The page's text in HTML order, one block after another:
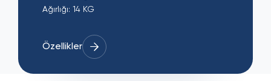
Ağırlığı: 14 KG
Özellikler